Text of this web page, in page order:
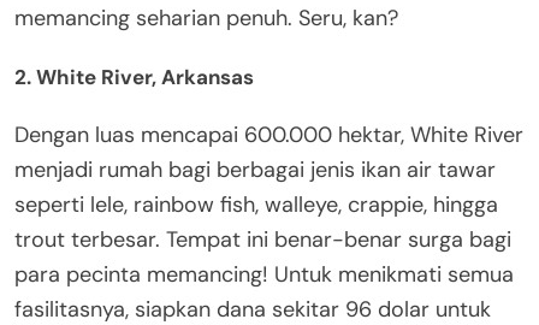
memancing seharian penuh. Seru, kan?
2. White River, Arkansas
Dengan luas mencapai 600.000 hektar, White River
menjadi rumah bagi berbagai jenis ikan air tawar
seperti lele, rainbow fish, walleye, crappie, hingga
trout terbesar. Tempat ini benar-benar surga bagi
para pecinta memancing! Untuk menikmati semua
fasilitasnya, siapkan dana sekitar 96 dolar untuk